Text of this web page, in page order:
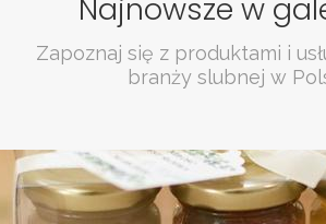
Najnowsze w
Zapoznaj się z produktami i
branży slubnej w